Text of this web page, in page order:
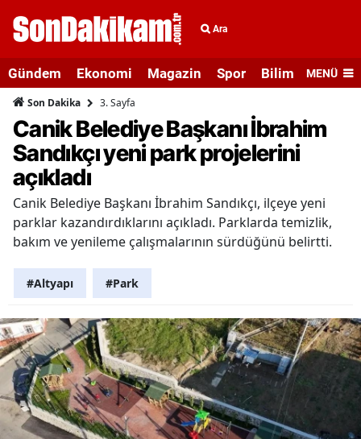
Ara
Gündem Ekonomi Magazin Spor Bilim veMENÜ
Son Dakika 3. Sayfa
Canik Belediye Başkanı İbrahim
Sandıkçı yeni park projelerini
açıkladı
Canik Belediye Başkanı İbrahim Sandıkçı, ilçeye yeni
parklar kazandırdıklarını açıkladı. Parklarda temizlik,
bakım ve yenileme çalışmalarının sürdüğünü belirtti.
#Altyapı #Park